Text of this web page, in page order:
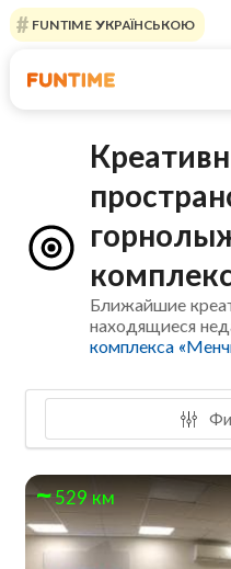
FUNTIME УКРАЇНСЬКОЮ
Ближайшие
находящиеся
комплекса
529 км